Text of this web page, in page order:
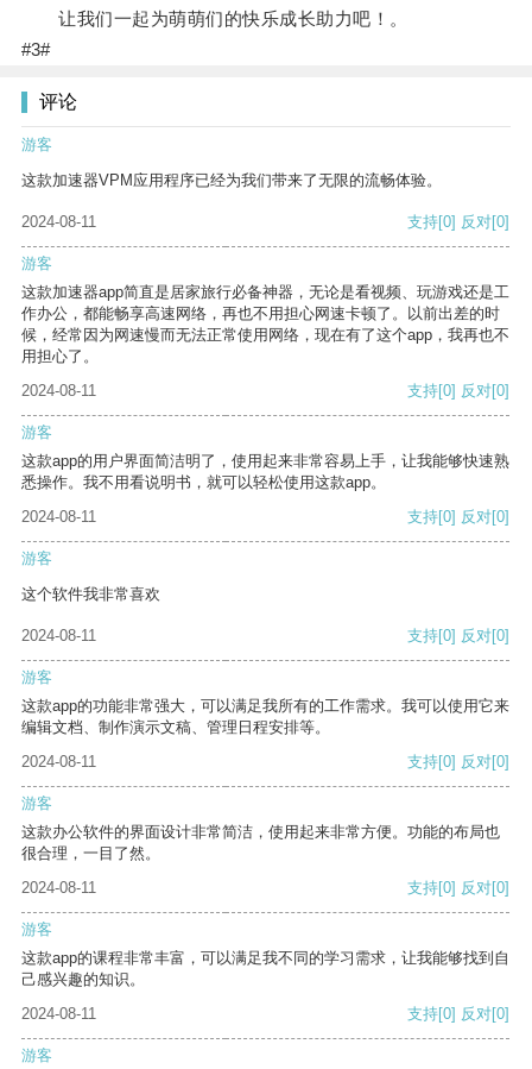
让我们一起为萌萌们的快乐成长助力吧！。
#3#
评论
游客
这款加速器VPM应用程序已经为我们带来了无限的流畅体验。
2024-08-11 支持[0] 反对[0]
游客
这款加速器app简直是居家旅行必备神器，无论是看视频、玩游戏还是工
作办公，都能畅享高速网络，再也不用担心网速卡顿了。以前出差的时
候，经常因为网速慢而无法正常使用网络，现在有了这个app，我再也不
用担心了。
2024-08-11
支持[0] 反对[0]
游客
这款app的用户界面简洁明了，使用起来非常容易上手，让我能够快速熟
悉操作。我不用看说明书，就可以轻松使用这款app。
2024-08-11
支持[0] 反对[0]
游客
这个软件我非常喜欢
2024-08-11 支持[0] 反对[0]
游客
这款app的功能非常强大，可以满足我所有的工作需求。我可以使用它来
编辑文档、制作演示文稿、管理日程安排等。
2024-08-11
支持[0] 反对[0]
游客
这款办公软件的界面设计非常简洁，使用起来非常方便。功能的布局也
很合理，一目了然。
2024-08-11
支持[0] 反对[0]
游客
这款app的课程非常丰富，可以满足我不同的学习需求，让我能够找到自
己感兴趣的知识。
2024-08-11
支持[0] 反对[0]
游客